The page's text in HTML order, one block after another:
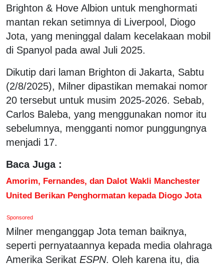
Brighton & Hove Albion untuk menghormati
mantan rekan setimnya di Liverpool, Diogo
Jota, yang meninggal dalam kecelakaan mobil
di Spanyol pada awal Juli 2025.
Dikutip dari laman Brighton di Jakarta, Sabtu
(2/8/2025), Milner dipastikan memakai nomor
20 tersebut untuk musim 2025-2026. Sebab,
Carlos Baleba, yang menggunakan nomor itu
sebelumnya, mengganti nomor punggungnya
menjadi 17.
Baca Juga :
Amorim, Fernandes, dan Dalot Wakli Manchester
United Berikan Penghormatan kepada Diogo Jota
Sponsored
Milner menganggap Jota teman baiknya,
seperti pernyataannya kepada media olahraga
Amerika Serikat ESPN. Oleh karena itu, dia